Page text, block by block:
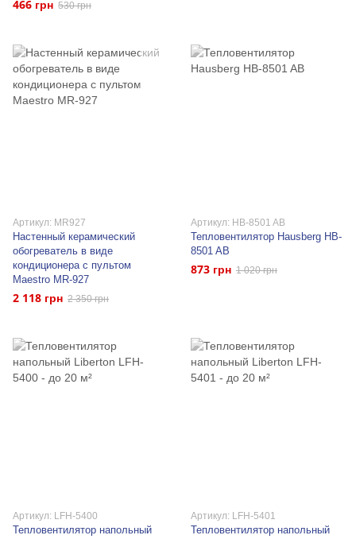
466 грн 530 грн
Артикул: MR927
Настенный керамический
обогреватель в виде
кондиционера с пультом
Maestro MR-927
2 118 грн 2 350 грн
Артикул: HB-8501 AB
Тепловентилятор Hausberg HB-
8501 AB
873 грн 1 020 грн
Артикул: LFH-5400
Тепловентилятор напольный
Артикул: LFH-5401
Тепловентилятор напольный